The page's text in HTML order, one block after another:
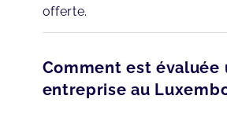
offerte.
Comment est évaluée
entreprise au